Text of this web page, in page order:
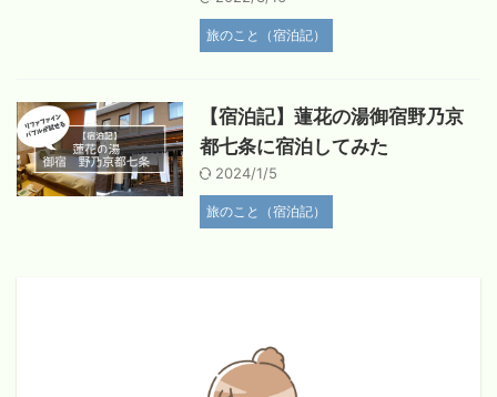
旅のこと（宿泊記）
【宿泊記】蓮花の湯御宿野乃京
都七条に宿泊してみた
2024/1/5
旅のこと（宿泊記）